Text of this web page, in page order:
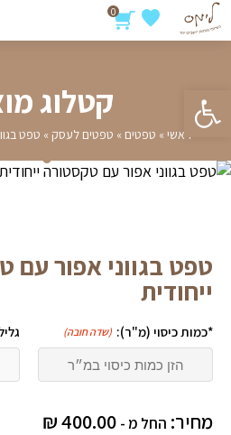
פתח סרגל נגישות
0
קטלוג
ראשי » טפטים » טפטים לעסק » טפט
טפט בגווני אפור עם
ייחודית
*כמות כיסוי (מ"ר): (שדה חובה)
מחיר: החל מ - 400.00
₪